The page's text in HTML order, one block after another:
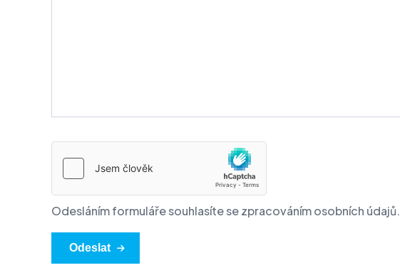
Odesláním formuláře souhlasíte se zpracováním osobních údajů.
Odeslat